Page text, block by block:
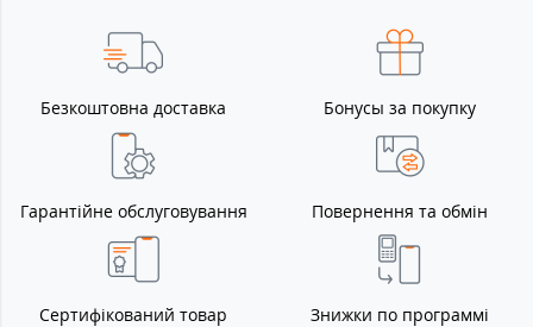
Безкоштовна доставка Бонусы за покупку
Гарантійне обслуговування Повернення та обмін
Сертифікований товар Знижки по программі